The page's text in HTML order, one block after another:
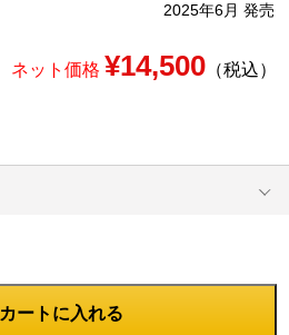
2025年6月 発売
ネット価格 ¥14,500（税込）
カートに入れる